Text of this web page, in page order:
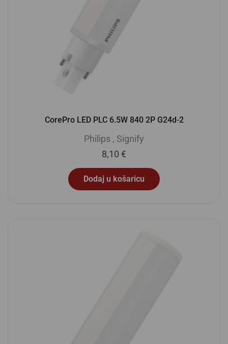
CorePro LED PLC 6.5W 840 2P G24d-2
Philips , Signify
8,10 €
Dodaj u košaricu